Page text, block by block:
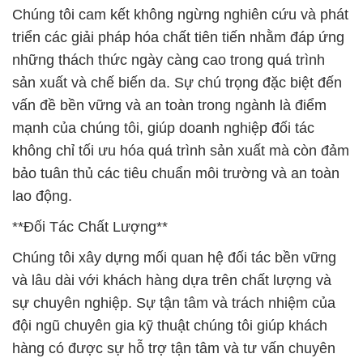
Chúng tôi cam kết không ngừng nghiên cứu và phát
triển các giải pháp hóa chất tiên tiến nhằm đáp ứng
những thách thức ngày càng cao trong quá trình
sản xuất và chế biến da. Sự chú trọng đặc biệt đến
vấn đề bền vững và an toàn trong ngành là điểm
mạnh của chúng tôi, giúp doanh nghiệp đối tác
không chỉ tối ưu hóa quá trình sản xuất mà còn đảm
bảo tuân thủ các tiêu chuẩn môi trường và an toàn
lao động.
**Đối Tác Chất Lượng**
Chúng tôi xây dựng mối quan hệ đối tác bền vững
và lâu dài với khách hàng dựa trên chất lượng và
sự chuyên nghiệp. Sự tận tâm và trách nhiệm của
đội ngũ chuyên gia kỹ thuật chúng tôi giúp khách
hàng có được sự hỗ trợ tận tâm và tư vấn chuyên